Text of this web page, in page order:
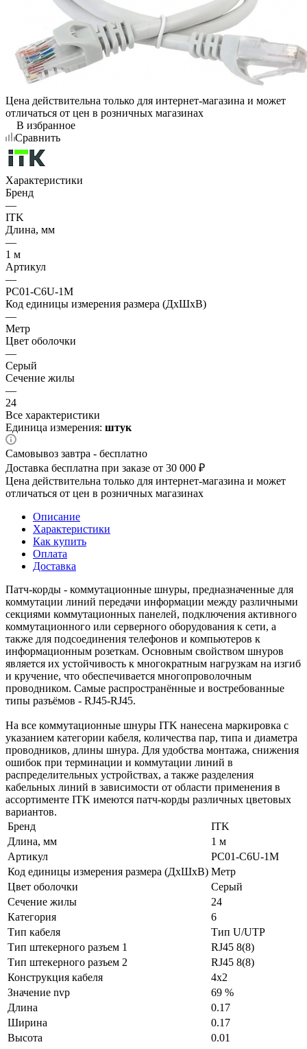
Цена действительна только для интернет-магазина и может
отличаться от цен в розничных магазинах
В избранное
Сравнить
Характеристики
Бренд
—
ITK
Длина, мм
—
1 м
Артикул
—
PC01-C6U-1M
Код единицы измерения размера (ДхШхВ)
—
Метр
Цвет оболочки
—
Серый
Сечение жилы
—
24
Все характеристики
Единица измерения: штук
Самовывоз завтра - бесплатно
Доставка бесплатна при заказе от 30 000 ₽
Цена действительна только для интернет-магазина и может
отличаться от цен в розничных магазинах
Описание
Характеристики
Как купить
Оплата
Доставка
Патч-корды - коммутационные шнуры, предназначенные для
коммутации линий передачи информации между различными
секциями коммутационных панелей, подключения активного
коммутационного или серверного оборудования к сети, а
также для подсоединения телефонов и компьютеров к
информационным розеткам. Основным свойством шнуров
является их устойчивость к многократным нагрузкам на изгиб
и кручение, что обеспечивается многопроволочным
проводником. Самые распространённые и востребованные
типы разъёмов - RJ45-RJ45.
На все коммутационные шнуры ITK нанесена маркировка с
указанием категории кабеля, количества пар, типа и диаметра
проводников, длины шнура. Для удобства монтажа, снижения
ошибок при терминации и коммутации линий в
распределительных устройствах, а также разделения
кабельных линий в зависимости от области применения в
ассортименте ITK имеются патч-корды различных цветовых
вариантов.
Бренд
ITK
Длина, мм
1 м
Артикул
PC01-C6U-1M
Код единицы измерения размера (ДхШхВ) Метр
Цвет оболочки
Серый
Сечение жилы
24
Категория
6
Тип кабеля
Тип U/UTP
Тип штекерного разъем 1
RJ45 8(8)
Тип штекерного разъем 2
RJ45 8(8)
Конструкция кабеля
4x2
Значение nvp
69 %
Длина
0.17
Ширина
0.17
Высота
0.01